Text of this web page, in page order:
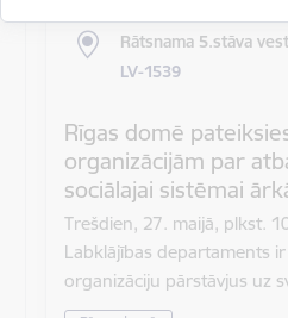
Rātsnama 5.stāva
LV-1539
Rīgas domē
organizācijām par
sociālajai sistēmai
Trešdien, 27. maijā, plkst.
Labklājības departaments
organizāciju pārstāvjus uz